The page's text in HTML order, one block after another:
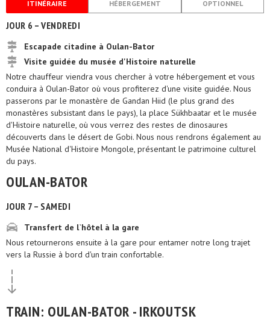
ITINÉRAIRE HÉBERGEMENT OPTIONNEL
JOUR 6 – VENDREDI
Escapade citadine à Oulan-Bator
Visite guidée du musée d'Histoire naturelle
Notre chauffeur viendra vous chercher à votre hébergement et vous
conduira à Oulan-Bator où vous profiterez d'une visite guidée. Nous
passerons par le monastère de Gandan Hiid (le plus grand des
monastères subsistant dans le pays), la place Sükhbaatar et le musée
d'Histoire naturelle, où vous verrez des restes de dinosaures
découverts dans le désert de Gobi. Nous nous rendrons également au
Musée National d'Histoire Mongole, présentant le patrimoine culturel
du pays.
OULAN-BATOR
JOUR 7 – SAMEDI
Transfert de l`hôtel à la gare
Nous retournerons ensuite à la gare pour entamer notre long trajet
vers la Russie à bord d'un train confortable.
TRAIN: OULAN-BATOR - IRKOUTSK